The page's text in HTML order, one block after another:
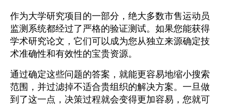
作为大学研究项目的一部分，绝大多数市售运动员
监测系统都经过了严格的验证测试。如果您能获得
学术研究论文，它们可以成为您从独立来源确定技
术准确性和有效性的宝贵资源。
通过确定这些问题的答案，就能更容易地缩小搜索
范围，并过滤掉不适合贵组织的解决方案。一旦做
到了这一点，决策过程就会变得更加容易，您就可